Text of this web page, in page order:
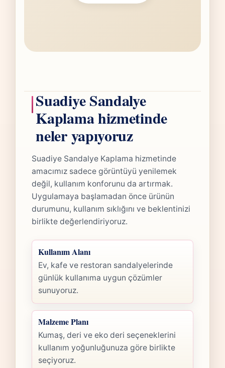
Suadiye Sandalye
Kaplama hizmetinde
neler yapıyoruz
Suadiye Sandalye Kaplama hizmetinde
amacımız sadece görüntüyü yenilemek
değil, kullanım konforunu da artırmak.
Uygulamaya başlamadan önce ürünün
durumunu, kullanım sıklığını ve beklentinizi
birlikte değerlendiriyoruz.
Kullanım Alanı
Ev, kafe ve restoran sandalyelerinde
günlük kullanıma uygun çözümler
sunuyoruz.
Malzeme Planı
Kumaş, deri ve eko deri seçeneklerini
kullanım yoğunluğunuza göre birlikte
seçiyoruz.